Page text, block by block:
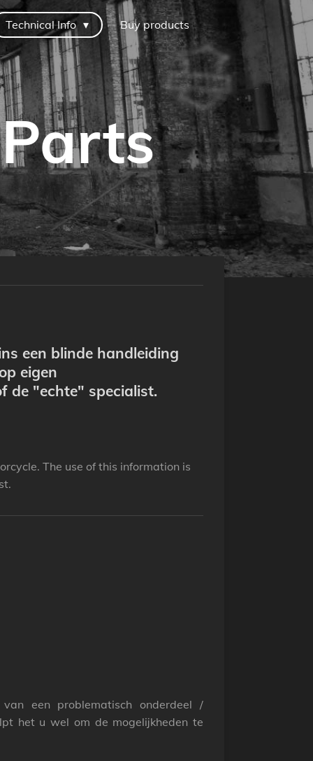
Technical Info Buy products
een blinde handleiding
eigen
de "echte" specialist.
The use of this information is
een problematisch onderdeel /
het u wel om de mogelijkheden te